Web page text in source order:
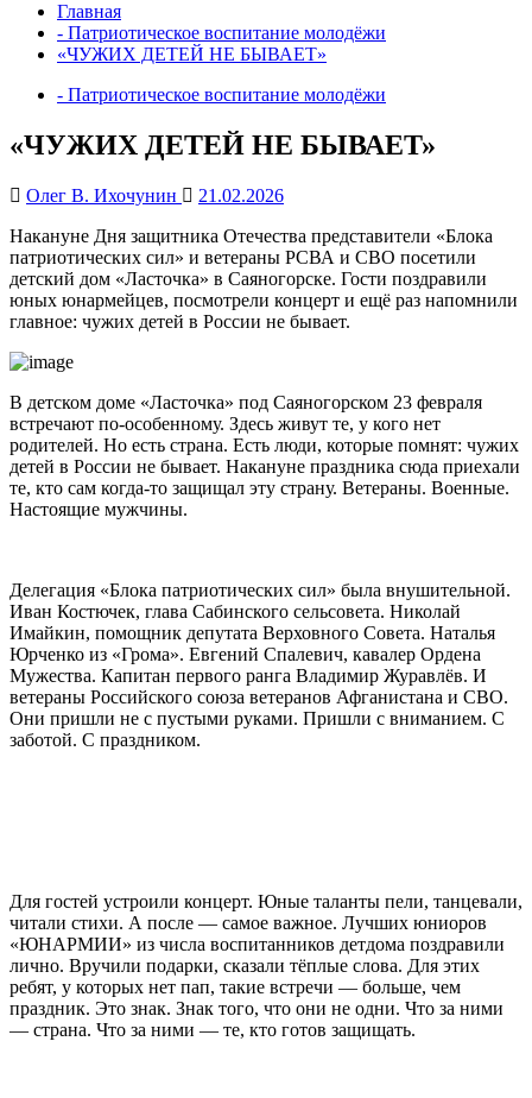
Главная
- Патриотическое воспитание молодёжи
«ЧУЖИХ ДЕТЕЙ НЕ БЫВАЕТ»
- Патриотическое воспитание молодёжи
«ЧУЖИХ ДЕТЕЙ НЕ БЫВАЕТ»
Олег В. Ихочунин
21.02.2026
Накануне Дня защитника Отечества представители «Блока
патриотических сил» и ветераны РСВА и СВО посетили
детский дом «Ласточка» в Саяногорске. Гости поздравили
юных юнармейцев, посмотрели концерт и ещё раз напомнили
главное: чужих детей в России не бывает.
В детском доме «Ласточка» под Саяногорском 23 февраля
встречают по-особенному. Здесь живут те, у кого нет
родителей. Но есть страна. Есть люди, которые помнят: чужих
детей в России не бывает. Накануне праздника сюда приехали
те, кто сам когда-то защищал эту страну. Ветераны. Военные.
Настоящие мужчины.
Делегация «Блока патриотических сил» была внушительной.
Иван Костючек, глава Сабинского сельсовета. Николай
Имайкин, помощник депутата Верховного Совета. Наталья
Юрченко из «Грома». Евгений Спалевич, кавалер Ордена
Мужества. Капитан первого ранга Владимир Журавлёв. И
ветераны Российского союза ветеранов Афганистана и СВО.
Они пришли не с пустыми руками. Пришли с вниманием. С
заботой. С праздником.
Для гостей устроили концерт. Юные таланты пели, танцевали,
читали стихи. А после — самое важное. Лучших юниоров
«ЮНАРМИИ» из числа воспитанников детдома поздравили
лично. Вручили подарки, сказали тёплые слова. Для этих
ребят, у которых нет пап, такие встречи — больше, чем
праздник. Это знак. Знак того, что они не одни. Что за ними
— страна. Что за ними — те, кто готов защищать.